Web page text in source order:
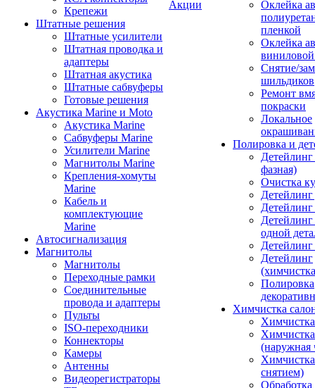
Крепежи
Штатные решения
Штатные усилители
Штатная проводка и
адаптеры
Штатная акустика
Штатные сабвуферы
Готовые решения
Акустика Marine и Moto
Акустика Marine
Сабвуферы Marine
Усилители Marine
Магнитолы Marine
Крепления-хомуты
Marine
Кабель и
комплектующие
Marine
Автосигнализация
Магнитолы
Магнитолы
Переходные рамки
Соединительные
провода и адаптеры
Пульты
ISO-переходники
Коннекторы
Камеры
Антенны
Видеорегистраторы
Акции
Оклейка
пленкой
Оклейка
Снятие/
шильдиков
Ремонт
покраски
Локальное
Полировка и
фазная)
Очистка
Детейлинг
одной
Детейлинг
Полировка
Химчистка
(наружная
снятием)
Обработка